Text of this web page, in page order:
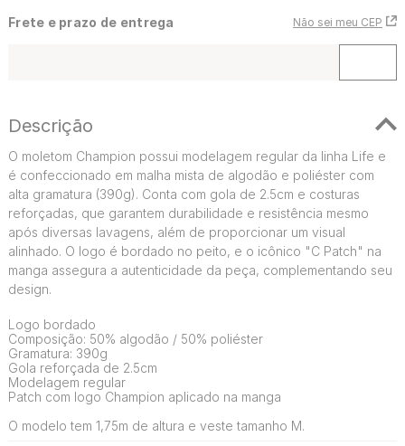
Frete e prazo de entrega Não sei meu CEP
Descrição
O moletom Champion possui modelagem regular da linha Life e
é confeccionado em malha mista de algodão e poliéster com
alta gramatura (390g). Conta com gola de 2.5cm e costuras
reforçadas, que garantem durabilidade e resistência mesmo
após diversas lavagens, além de proporcionar um visual
alinhado. O logo é bordado no peito, e o icônico "C Patch" na
manga assegura a autenticidade da peça, complementando seu
design.
Logo bordado
Composição: 50% algodão / 50% poliéster
Gramatura: 390g
Gola reforçada de 2.5cm
Modelagem regular
Patch com logo Champion aplicado na manga
O modelo tem 1,75m de altura e veste tamanho M.